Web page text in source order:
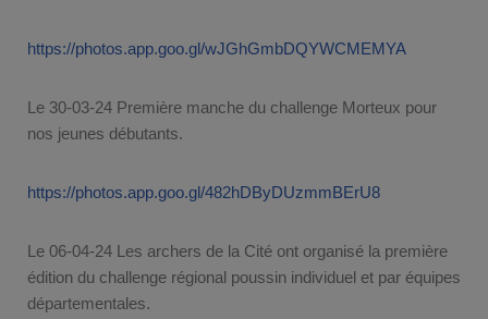
https://photos.app.goo.gl/wJGhGmbDQYWCMEMYA
Le 30-03-24 Première manche du challenge Morteux pour
nos jeunes débutants.
https://photos.app.goo.gl/482hDByDUzmmBErU8
Le 06-04-24 Les archers de la Cité ont organisé la première
édition du challenge régional poussin individuel et par équipes
départementales.